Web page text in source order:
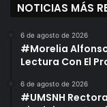
NOTICIAS MÁS
6 de agosto de 2026
#Morelia
Lectura Con El
6 de agosto de 2026
#UMSNH